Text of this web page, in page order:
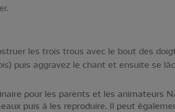
les trois trous avec le bout des
puis aggravez le chant et ensuite se
pour les parents et les animateurs
puis à les reproduire. Il peut